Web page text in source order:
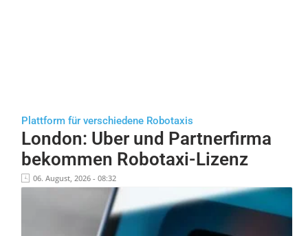
Plattform für verschiedene Robotaxis
London: Uber und Partnerfirma
bekommen Robotaxi-Lizenz
06. August, 2026 - 08:32